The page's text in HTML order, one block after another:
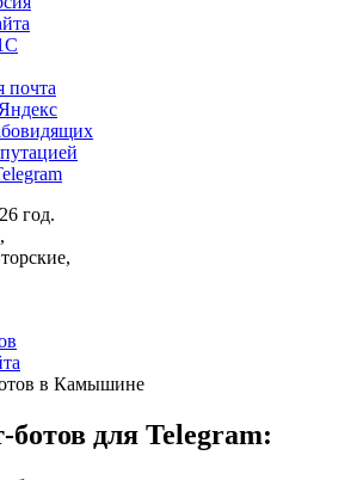
почта
год.
в Камышине
ботов для Telegram: